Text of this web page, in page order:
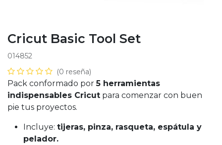
Cricut Basic Tool Set
014852
(0 reseña)
Pack conformado por5 herramientas
indispensables Cricut para comenzar con buen
pie tus proyectos.
Incluye: tijeras, pinza, rasqueta, espátula y
pelador.